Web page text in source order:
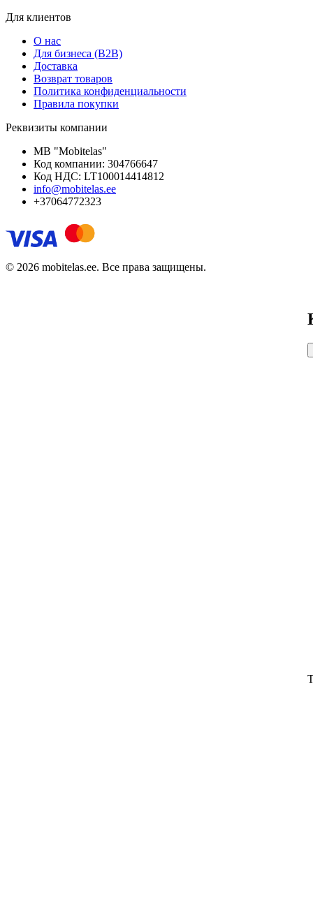
Для клиентов
О нас
Для бизнеса (B2B)
Доставка
Возврат товаров
Политика конфиденциальности
Правила покупки
Реквизиты компании
MB "Mobitelas"
Код компании: 304766647
Код НДС: LT100014414812
info@mobitelas.ee
+37064772323
© 2026 mobitelas.ee. Все права защищены.